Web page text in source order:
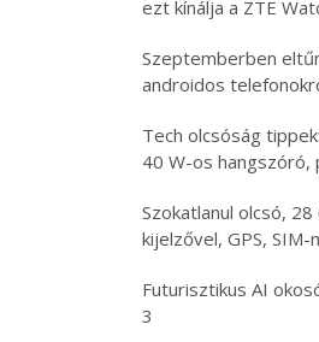
ezt kínálja a ZTE
Szeptemberben
androidos
Tech olcsóság
40 W-os hangszóró,
Szokatlanul olcsó,
kijelzővel, GPS, SIM-
Futurisztikus AI
3